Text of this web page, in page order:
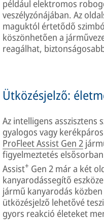
például elektromos
veszélyzónájában. Az
maguktól értetődő
köszönhetően a
reagálhat,
Ütközésjelző:
Az intelligens asszisztens
gyalogos vagy
ProFleet Assist Gen 2
figyelmeztetés
Assist+ Gen 2 már a két
kanyarodássegítő
jármű kanyarodás
ütközésjelző lehetővé
gyors reakció életeket